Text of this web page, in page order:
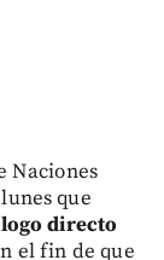
Naciones
que
directo
el fin de que